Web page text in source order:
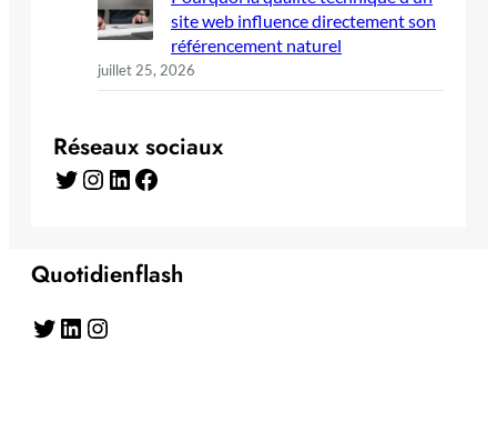
site web influence directement son
référencement naturel
juillet 25, 2026
Réseaux sociaux
Twitter Instagram LinkedIn Facebook
Quotidienflash
Twitter LinkedIn Instagram